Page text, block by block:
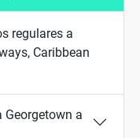
regulares a
Caribbean
Georgetown a